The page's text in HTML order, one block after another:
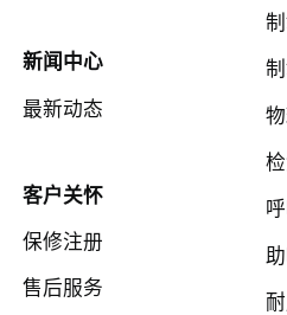
新闻中心
最新动态
客户关怀
保修注册
售后服务